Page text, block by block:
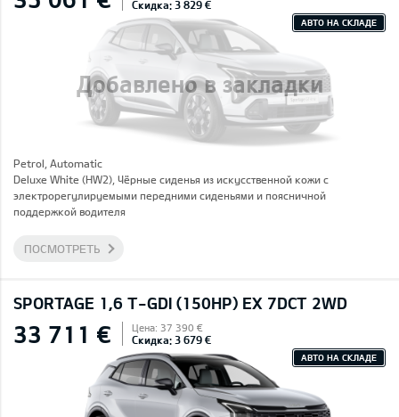
Добавлено в закладки
Скидка: 3 829 €
АВТО НА СКЛАДЕ
Petrol, Automatic
Deluxe White (HW2), Чёрные сиденья из искусственной кожи с
электрорегулируемыми передними сиденьями и поясничной
поддержкой водителя
ПОСМОТРЕТЬ
SPORTAGE 1,6 T-GDI (150HP) EX 7DCT 2WD
33 711 € Цена: 37 390 €
Скидка: 3 679 €
АВТО НА СКЛАДЕ